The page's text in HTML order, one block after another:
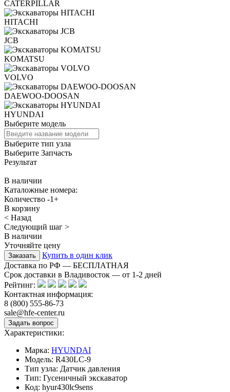
CATERPILLAR
HITACHI
JCB
KOMATSU
VOLVO
DAEWOO-DOOSAN
HYUNDAI
Выберите модель
Выберите тип узла
Выберите Запчасть
Результат
В наличии
Каталожные номера:
Количество -1+
В корзину
< Назад
Следующий шаг >
В наличии
Уточняйте цену
Купить в один клик
Доставка по РФ — БЕСПЛАТНАЯ
Срок доставки в Владивосток — от 1-2 дней
Рейтинг:
Контактная информация:
8 (800) 555-86-73
sale@hfe-center.ru
Характеристики:
Марка: HYUNDAI
Модель: R430LC-9
Тип узла: Датчик давления
Тип: Гусеничный экскаватор
Код: hyur430lc9sens